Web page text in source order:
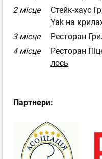
2 місце
Стейк-хаус
Yak на
3 місце
Ресторан
4 місце
Ресторан
лось
Партнери: